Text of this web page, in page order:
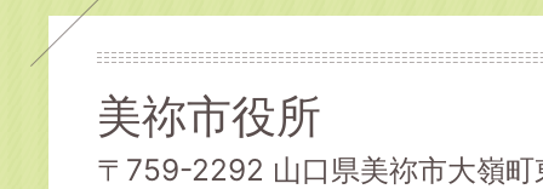
美祢市役所
〒759-2292 山口県美祢市大嶺